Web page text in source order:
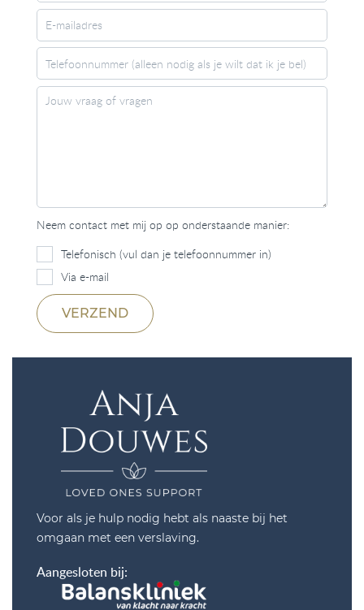
Neem contact met mij op op onderstaande manier:
Telefonisch (vul dan je telefoonnummer in)
Via e-mail
VERZEND
Voor als je hulp nodig hebt als naaste bij het
omgaan met een verslaving.
Aangesloten bij: